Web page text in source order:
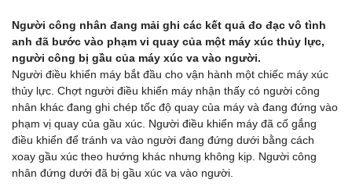
Người công nhân đang mải ghi các kết quả đo đạc vô tình
anh đã bước vào phạm vi quay của một máy xúc thủy lực,
người công bị gầu của máy xúc va vào người.
Người điều khiển máy bắt đầu cho vận hành một chiếc máy xúc
thủy lực. Chợt người điều khiển máy nhận thấy có người công
nhân khác đang ghi chép tốc độ quay của máy và đang đứng vào
phạm vị quay của gầu xúc. Người điều khiển máy đã cố gắng
điều khiển để tránh va vào người đang đứng dưới bằng cách
xoay gầu xúc theo hướng khác nhưng không kịp. Người công
nhân đứng dưới đã bị gầu xúc va vào người.